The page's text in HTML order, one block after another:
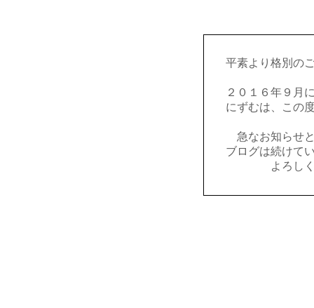
平素より格別の
２０１６年９月
にずむは、この
急なお知らせ
ブログは続けて
よろし